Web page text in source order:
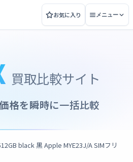
お気に入り メニュー
買取比較サイト
格を瞬時に一括比較
black 黒 Apple MYE23J/A SIMフリ